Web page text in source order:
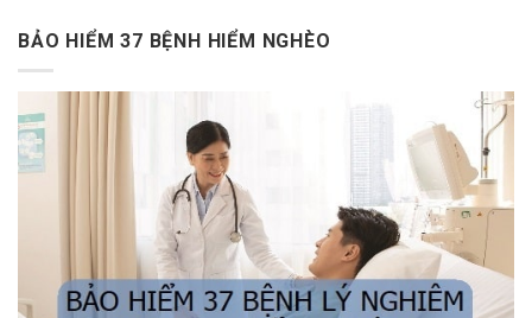
BẢO HIỂM 37 BỆNH HIỂM NGHÈO